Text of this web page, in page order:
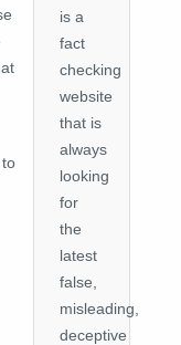
is a
fact
checking
website
that is
always
looking
for
the
latest
false,
misleading,
deceptive